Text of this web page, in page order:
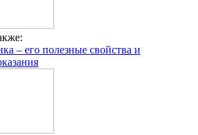
– его полезные свойства и